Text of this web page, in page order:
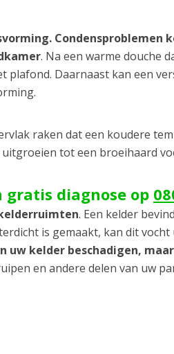
Condensproblemen
. Na een warme douche
plafond. Daarnaast kan een
raken dat een koudere
tot een broeihaard
gratis diagnose op
. Een kelder
is gemaakt, kan dit vocht
kelder beschadigen,
en andere delen van uw